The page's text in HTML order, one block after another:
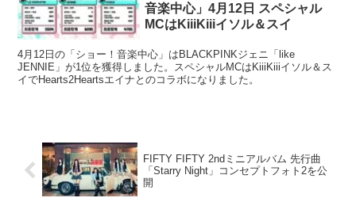
音楽中心」4月12日 スペシャル
MCはKiiiKiiiイソル＆スイ
4月12日の「ショー！音楽中心」はBLACKPINKジェニ「like
JENNIE」が1位を獲得しました。スペシャルMCはKiiiKiiiイソル＆ス
イでHearts2Heartsエイナとのコラボになりました。
FIFTY FIFTY 2ndミニアルバム 先行曲
「Starry Night」コンセプトフォト2を公
開